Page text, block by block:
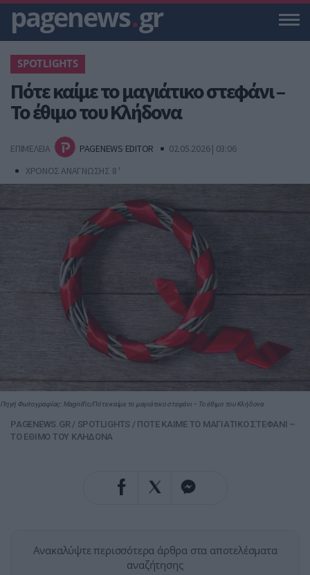
pagenews.gr
SPOTLIGHTS
Πότε καίμε το μαγιάτικο στεφάνι –
Το έθιμο του Κλήδονα
ΕΠΙΜΕΛΕΙΑ PAGENEWS EDITOR
02.05.2026 | 03:06
ΧΡΟΝΟΣ ΑΝΑΓΝΩΣΗΣ 8 '
Πηγή Φωτογραφίας: Magnific/Πότε καίμε το μαγιάτικο στεφάνι – Το έθιμο του Κλήδονα
PAGENEWS.GR / SPOTLIGHTS / ΠΟΤΕ ΚΑΙΜΕ ΤΟ ΜΑΓΙΑΤΙΚΟ ΣΤΕΦΑΝΙ –
ΤΟ ΕΘΙΜΟ ΤΟΥ ΚΛΗΔΟΝΑ
Ανακαλύψτε περισσότερα άρθρα στα αποτελέσματα
αναζήτησης